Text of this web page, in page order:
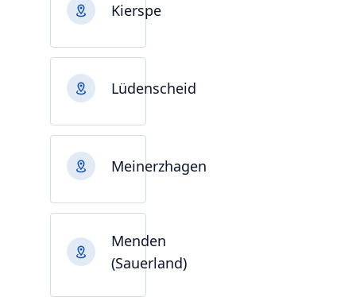
Kierspe
Lüdenscheid
Meinerzhagen
Menden
(Sauerland)